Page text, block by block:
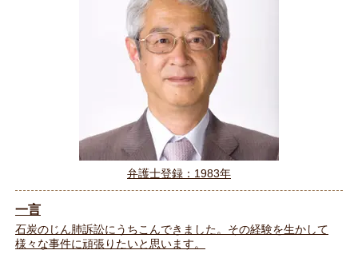
弁護士登録：1983年
一言
石炭のじん肺訴訟にうちこんできました。その経験を生かして
様々な事件に頑張りたいと思います。